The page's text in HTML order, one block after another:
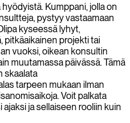
Kumppani, jolla on
pystyy vastaamaan
kyseessä lyhyt,
pitkäaikainen projekti tai
vuoksi, oikean konsultin
muutamassa päivässä. Tämä
skaalata
tarpeen mukaan ilman
Voit palkata
ja sellaiseen rooliin kuin